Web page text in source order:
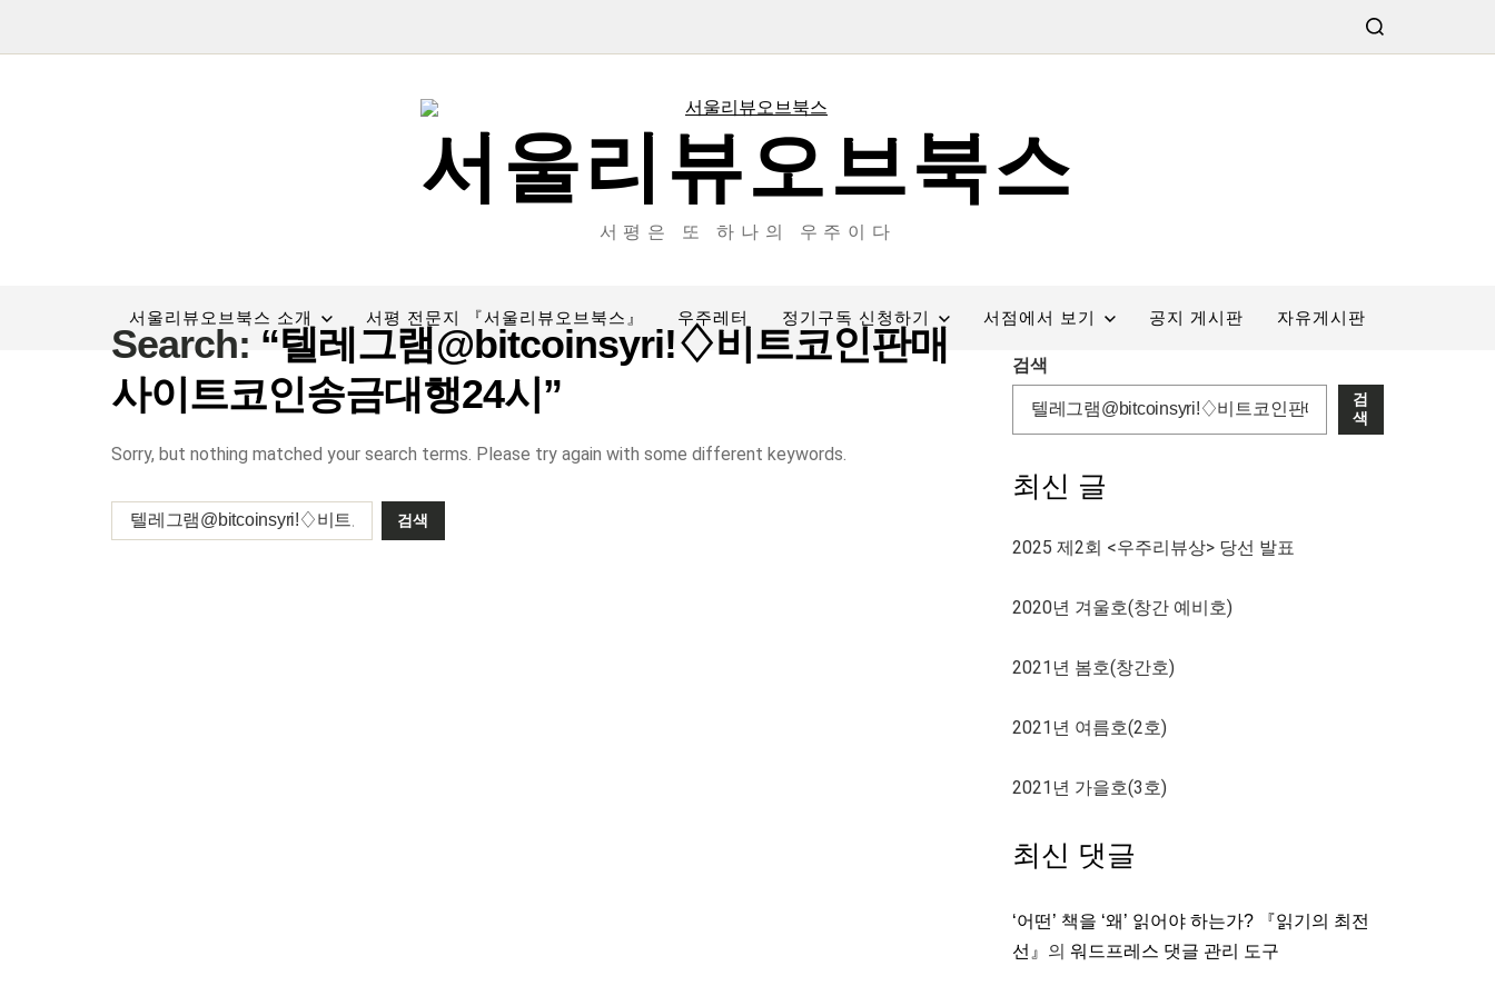
서울리뷰오브북스
서평은 또 하나의 우주이다
서울리뷰오브북스 소개 서평 전문지 『서울리뷰오브북스』 우주레터 정기구독 신청하기 서점에서 보기 공지 게시판 자유게시판
Search: “텔레그램@bitcoinsyriǃ♢비트코인판매
사이트코인송금대행24시”
Sorry, but nothing matched your search terms. Please try again with some different keywords.
검색
검
색
최신 글
2025 제2회 <우주리뷰상> 당선 발표
2020년 겨울호(창간 예비호)
2021년 봄호(창간호)
2021년 여름호(2호)
2021년 가을호(3호)
최신 댓글
‘어떤’ 책을 ‘왜’ 읽어야 하는가? 『읽기의 최전
선』 의 워드프레스 댓글 관리 도구